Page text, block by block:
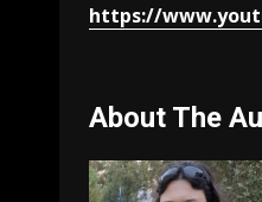
https://
About The